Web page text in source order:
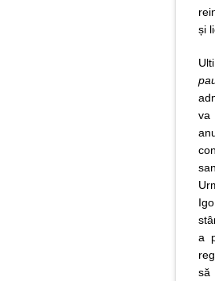
și
va
a
să